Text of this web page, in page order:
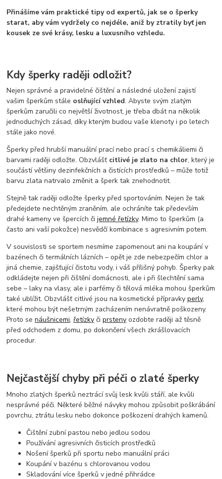
Přinášíme vám praktické tipy od expertů, jak se o šperky
starat, aby vám vydržely co nejdéle, aniž by ztratily byť jen
kousek ze své krásy, lesku a luxusního vzhledu.
Kdy šperky raději odložit?
Nejen správné a pravidelné čištění a následné uložení zajistí
vašim šperkům stále oslňující vzhled. Abyste svým zlatým
šperkům zaručili co největší životnost, je třeba dbát na několik
jednoduchých zásad, díky kterým budou vaše klenoty i po letech
stále jako nové.
Šperky před hrubší manuální prací nebo prací s chemikáliemi či
barvami raději odložte. Obzvlášť citlivé je zlato na chlor, který je
součástí většiny dezinfekčních a čistících prostředků – může totiž
barvu zlata natrvalo změnit a šperk tak znehodnotit.
Stejně tak raději odložte šperky před sportováním. Nejen že tak
předejdete nechtěným zraněním, ale ochráníte tak především
drahé kameny ve špercích čijemné řetízky. Mimo to šperkům (a
často ani vaší pokožce) nesvědčí kombinace s agresivním potem.
V souvislosti se sportem nesmíme zapomenout ani na koupání v
bazénech či termálních lázních – opět je zde nebezpečím chlor a
jiná chemie, zajišťující čistotu vody, i váš přílišný pohyb. Šperky pak
odkládejte nejen při čištění domácnosti, ale i při šlechtění sama
sebe – laky na vlasy, ale i parfémy či tělová mléka mohou šperkům
také ublížit. Obzvlášť citlivé jsou na kosmetické přípravkyperly,
které mohou být nešetrným zacházením nenávratně poškozeny.
Proto senáušnicemi, řetízky čiprsteny ozdobte raději až těsně
před odchodem z domu, po dokončení všech zkrášlovacích
procedur.
Nejčastější chyby při péči o zlaté šperky
Mnoho zlatých šperků neztrácí svůj lesk kvůli stáří, ale kvůli
nesprávné péči. Některé běžné návyky mohou způsobit poškrábání
povrchu, ztrátu lesku nebo dokonce poškození drahých kamenů.
Čištění zubní pastou nebo jedlou sodou
Používání agresivních čisticích prostředků
Nošení šperků při sportu nebo manuální práci
Koupání v bazénu s chlorovanou vodou
Skladování více šperků v jedné přihrádce